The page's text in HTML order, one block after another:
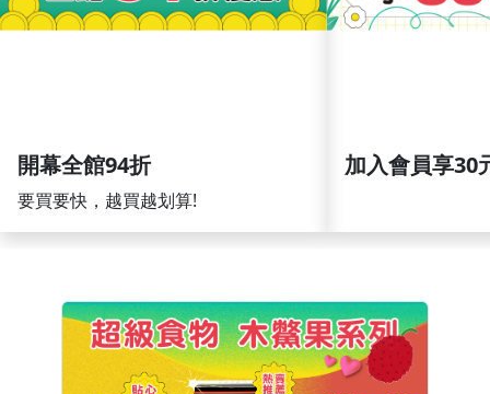
開幕全館94折
要買要快，越買越划算!
繼續閱讀
加入會員享30
繼